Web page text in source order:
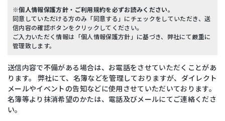
※個人情報保護方針・ご利用規約を必ずお読みください。
同意していただける方のみ「同意する」にチェックをしていただき、送
信内容の確認ボタンをクリックしてください。
ご入力いただく情報は「個人情報保護方針」に基づき、弊社にて厳重に
管理致します。
送信内容で不備がある場合は、お電話をさせていただくことがあ
ります。 弊社にて、名簿などを管理しておりますが、ダイレクト
メールやイベントの告知などに使用させていただいております。
名簿等より抹消希望のかたは、電話及びメールにてご連絡くださ
い。